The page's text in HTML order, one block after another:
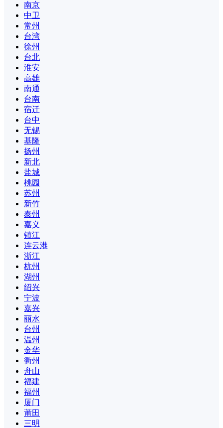
南京
中卫
常州
台湾
徐州
台北
淮安
高雄
南通
台南
宿迁
台中
无锡
基隆
扬州
新北
盐城
桃园
苏州
新竹
泰州
嘉义
镇江
连云港
浙江
杭州
湖州
绍兴
宁波
嘉兴
丽水
台州
温州
金华
衢州
舟山
福建
福州
厦门
莆田
三明